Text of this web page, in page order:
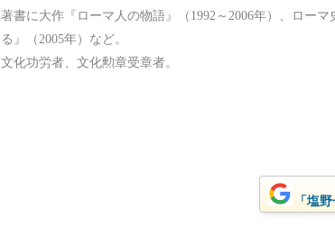
著書に大作『ローマ人の物語』（1992～2006年）、ロー
る』（2005年）など。
文化功労者、文化勲章受章者。
「塩